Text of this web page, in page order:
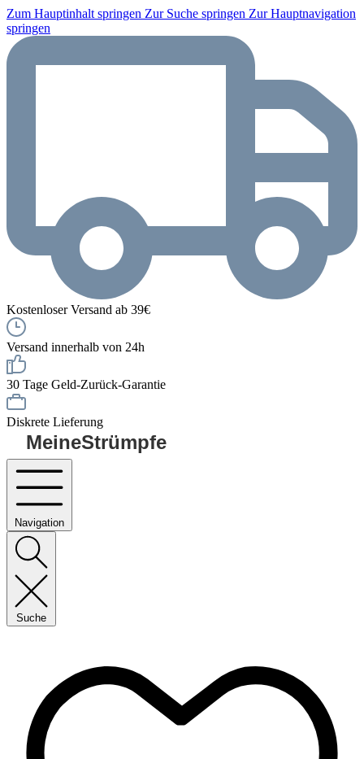
Zum Hauptinhalt springen Zur Suche springen Zur Hauptnavigation
springen
Kostenloser Versand ab 39€
Versand innerhalb von 24h
30 Tage Geld-Zurück-Garantie
Diskrete Lieferung
MeineStrümpfe
Navigation
Suche